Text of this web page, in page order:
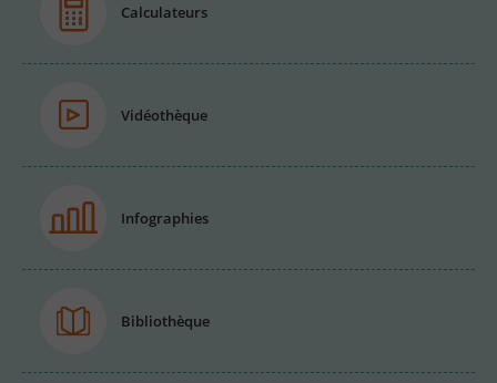
Calculateurs
Vidéothèque
Infographies
Bibliothèque